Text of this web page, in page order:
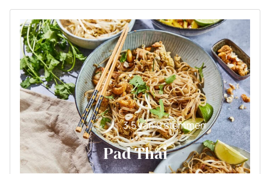
3.5van9stemmen
Pad Thai